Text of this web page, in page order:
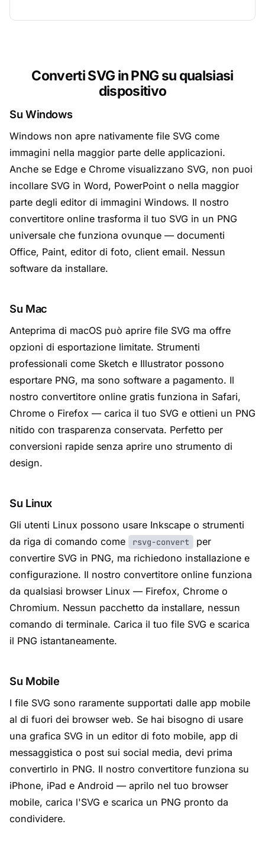
Converti SVG in PNG su qualsiasi
dispositivo
Su Windows
Windows non apre nativamente file SVG come
immagini nella maggior parte delle applicazioni.
Anche se Edge e Chrome visualizzano SVG, non puoi
incollare SVG in Word, PowerPoint o nella maggior
parte degli editor di immagini Windows. Il nostro
convertitore online trasforma il tuo SVG in un PNG
universale che funziona ovunque — documenti
Office, Paint, editor di foto, client email. Nessun
software da installare.
Su Mac
Anteprima di macOS può aprire file SVG ma offre
opzioni di esportazione limitate. Strumenti
professionali come Sketch e Illustrator possono
esportare PNG, ma sono software a pagamento. Il
nostro convertitore online gratis funziona in Safari,
Chrome o Firefox — carica il tuo SVG e ottieni un PNG
nitido con trasparenza conservata. Perfetto per
conversioni rapide senza aprire uno strumento di
design.
Su Linux
Gli utenti Linux possono usare Inkscape o strumenti
da riga di comando come
rsvg-convert
per
convertire SVG in PNG, ma richiedono installazione e
configurazione. Il nostro convertitore online funziona
da qualsiasi browser Linux — Firefox, Chrome o
Chromium. Nessun pacchetto da installare, nessun
comando di terminale. Carica il tuo file SVG e scarica
il PNG istantaneamente.
Su Mobile
I file SVG sono raramente supportati dalle app mobile
al di fuori dei browser web. Se hai bisogno di usare
una grafica SVG in un editor di foto mobile, app di
messaggistica o post sui social media, devi prima
convertirlo in PNG. Il nostro convertitore funziona su
iPhone, iPad e Android — aprilo nel tuo browser
mobile, carica l'SVG e scarica un PNG pronto da
condividere.